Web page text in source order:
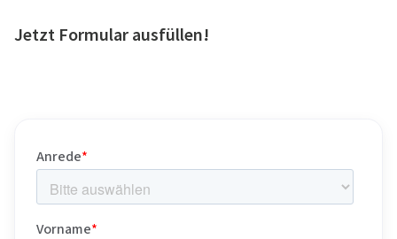
Jetzt Formular ausfüllen!